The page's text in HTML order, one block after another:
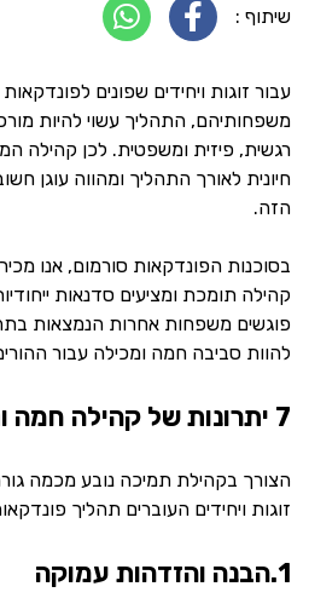
שיתוף :
עבור זוגות ויחידים שפונים
משפחותיהם, התהליך עשוי להיות
רגשית, פיזית ומשפטית. לכן קהילה
חיונית לאורך התהליך ומהווה עוגן
הזה.
בסוכנות הפונדקאות סורמום, אנו
קהילה תומכת ומציעים סדנאות
פוגשים משפחות אחרות הנמצאות
להוות סביבה חמה ומכילה עבור
7 יתרונות של קהילה חמה ותומכת
הצורך בקהילת תמיכה נובע מכמה
זוגות ויחידים העוברים תהליך
1.הבנה והזדהות עמוקה